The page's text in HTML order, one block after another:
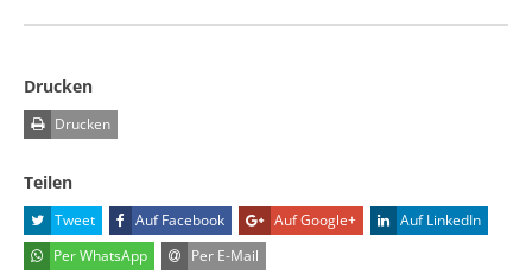
Drucken
Drucken
Teilen
Tweet Auf Facebook Auf Google+
Auf LinkedIn
Per WhatsApp
Per E-Mail